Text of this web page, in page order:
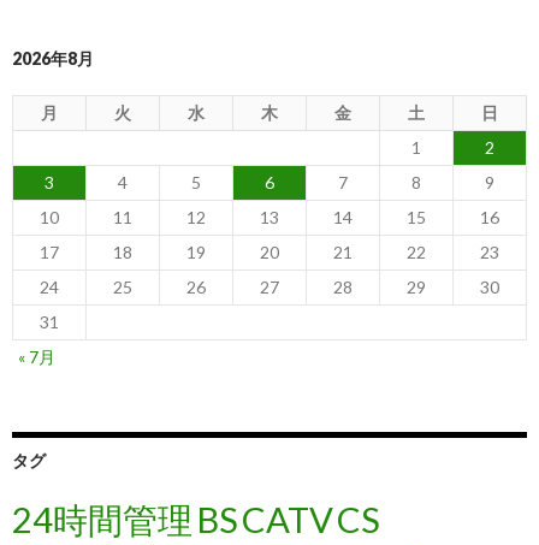
2026年8月
月 火 水 木 金 土
日
1
2
3
4 5 6 7 8
9
10
11 12 13 14 15
16
17
18 19 20 21 22
23
24
25 26 27 28 29
30
31
« 7月
タグ
24時間管理 BSCATVCS